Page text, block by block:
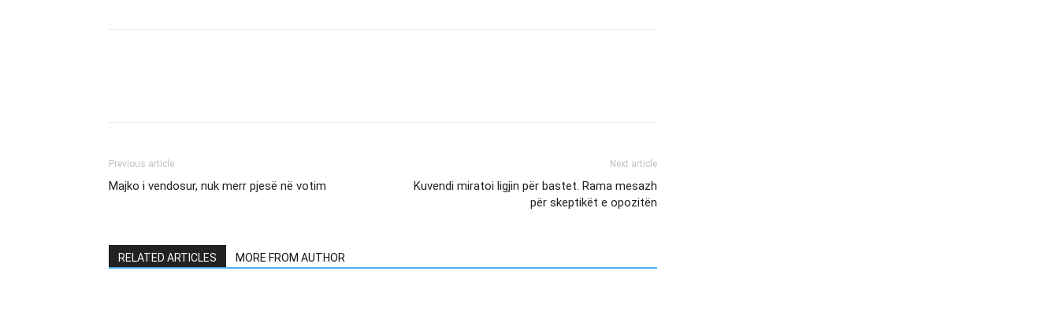
Previous article
Majko i vendosur, nuk merr pjesë në votim
Next article
Kuvendi miratoi ligjin për bastet. Rama mesazh
për skeptikët e opozitën
RELATED ARTICLES MORE FROM AUTHOR